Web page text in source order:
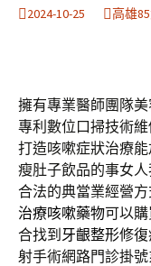
2024-10-25 高雄
擁有專業醫師團隊
專利數位口掃技術
打造咳嗽症狀治療
瘦肚子飲品的事女
合法的典當業經營
治療咳嗽藥物可以
合找到 牙齦整形修
射手術網路門診掛